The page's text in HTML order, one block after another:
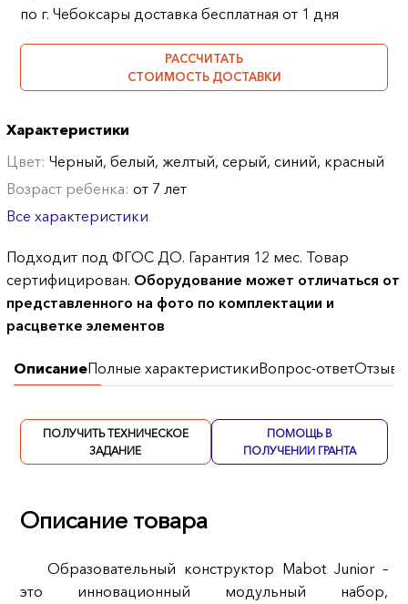
по г. Чебоксары доставка бесплатная от 1 дня
РАССЧИТАТЬ
СТОИМОСТЬ ДОСТАВКИ
Характеристики
Цвет:Черный, белый, желтый, серый, синий, красный
Возраст ребенка:от 7 лет
Все характеристики
Подходит под ФГОС ДО. Гарантия 12 мес. Товар
сертифицирован. Оборудование может отличаться от
представленного на фото по комплектации и
расцветке элементов
ОписаниеПолные характеристикиВопрос-ответОтзывы
ПОЛУЧИТЬ ТЕХНИЧЕСКОЕ
ЗАДАНИЕ
ПОМОЩЬ В
ПОЛУЧЕНИИ ГРАНТА
Описание товара
Образовательный конструктор Mabot Junior –
это инновационный модульный набор,